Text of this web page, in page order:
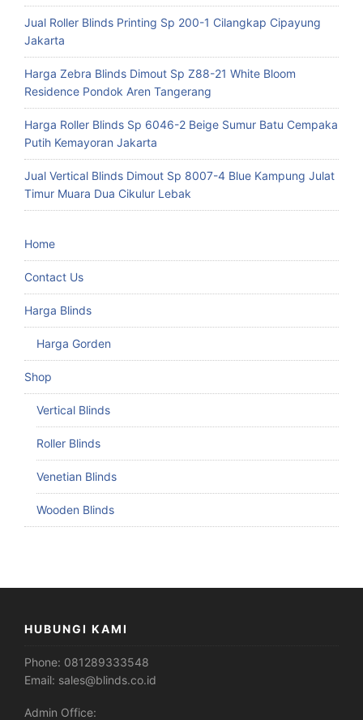
Jual Roller Blinds Printing Sp 200-1 Cilangkap Cipayung
Jakarta
Harga Zebra Blinds Dimout Sp Z88-21 White Bloom
Residence Pondok Aren Tangerang
Harga Roller Blinds Sp 6046-2 Beige Sumur Batu Cempaka
Putih Kemayoran Jakarta
Jual Vertical Blinds Dimout Sp 8007-4 Blue Kampung Julat
Timur Muara Dua Cikulur Lebak
Home
Contact Us
Harga Blinds
Harga Gorden
Shop
Vertical Blinds
Roller Blinds
Venetian Blinds
Wooden Blinds
HUBUNGI KAMI
Phone: 081289333548
Email: sales@blinds.co.id
Admin Office: